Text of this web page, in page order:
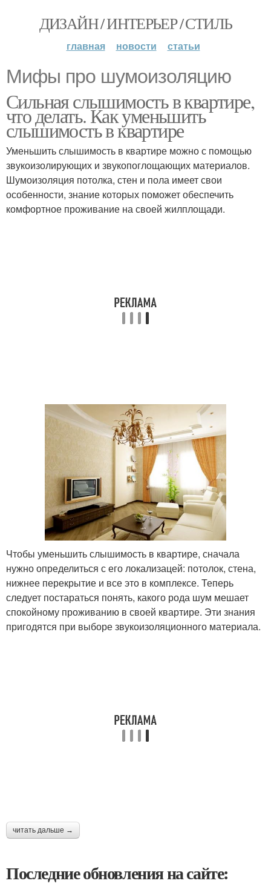
ДИЗАЙН / ИНТЕРЬЕР / СТИЛЬ
главная новости статьи
Мифы про шумоизоляцию
Сильная слышимость в квартире,
что делать. Как уменьшить
слышимость в квартире
Уменьшить слышимость в квартире можно с помощью
звукоизолирующих и звукопоглощающих материалов.
Шумоизоляция потолка, стен и пола имеет свои
особенности, знание которых поможет обеспечить
комфортное проживание на своей жилплощади.
Чтобы уменьшить слышимость в квартире, сначала
нужно определиться с его локализацей: потолок, стена,
нижнее перекрытие и все это в комплексе. Теперь
следует постараться понять, какого рода шум мешает
спокойному проживанию в своей квартире. Эти знания
пригодятся при выборе звукоизоляционного материала.
читать дальше →
Последние обновления на сайте: